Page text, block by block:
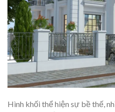
Hình khối thể hiện sự bề thế,